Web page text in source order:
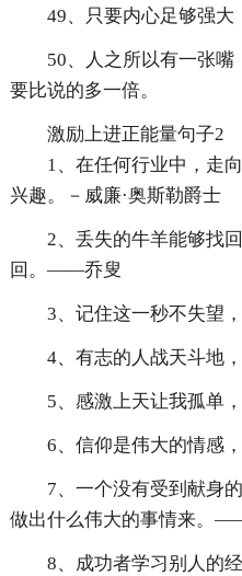
49、只要内心足够强大
50、人之所以有一张
要比说的多一倍。
激励上进正能量句子2
1、在任何行业中，走
兴趣。－威廉·奥斯勒爵士
2、丢失的牛羊能够找
回。——乔叟
3、记住这一秒不失望
4、有志的人战天斗地
5、感激上天让我孤单
6、信仰是伟大的情感
7、一个没有受到献身
做出什么伟大的事情来。
8、成功者学习别人的